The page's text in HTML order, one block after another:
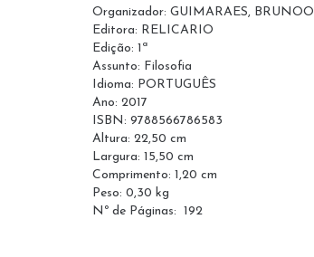
Organizador: GUIMARAES, BRUNOO
Editora: RELICARIO
Edição: 1ª
Assunto: Filosofia
Idioma: PORTUGUÊS
Ano: 2017
ISBN: 9788566786583
Altura: 22,50 cm
Largura: 15,50 cm
Comprimento: 1,20 cm
Peso: 0,30 kg
Nº de Páginas: 192